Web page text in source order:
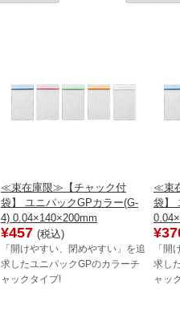
≪束在庫限≫【チャック付
袋】 ユニパックGPカラー(G-
4) 0.04×140×200mm
¥457 (税込)
「開けやすい、閉めやすい」を追
求したユニパックGPのカラーチ
ャックタイプ!
≪束
袋】
「開
求し
ャッ